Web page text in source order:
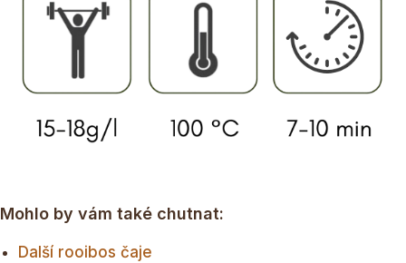
Mohlo by vám také chutnat:
Další rooibos čaje